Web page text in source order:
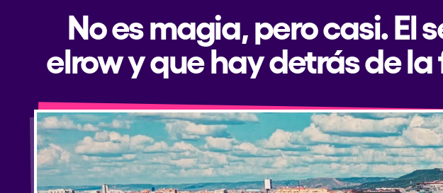
No es magia, pero casi. El
elrow y que hay detrás de